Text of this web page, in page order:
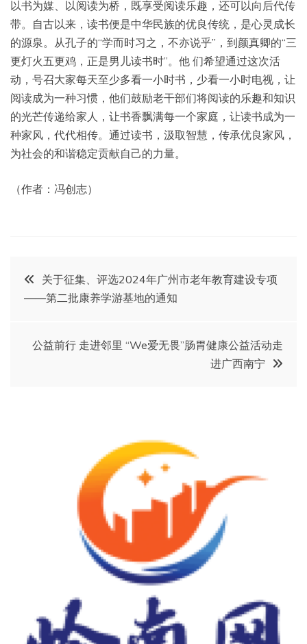
以书为媒、以阅读为桥，既享受阅读乐趣，还可以向后代传
带。自古以来，读书便是中华民族的优良传统，是心灵成长
的源泉。从孔子的“学而时习之，不亦说乎”，到颜真卿的“三
更灯火五更鸡，正是男儿读书时”。他 们希望通过这次活
动，号召大家每天至少多看一小时书，少看一小时电视，让
阅读成为一种习惯，他们鼓励老干部们将阅读的乐趣和知识
的光芒传递给家人，让书香飘满每一个家庭，让读书成为一
种家风，代代相传。通过读书，汲取智慧，传承优良家风，
为社会的和谐稳定贡献自己的力量。
（作者：冯创志）
文
关于征集、评选2024年广州市老年教育建设专项
——第二批康养学游基地的通知
公益前行 走进邻里 “We爱无畏”肠胃健康公益活动走
进广西南宁